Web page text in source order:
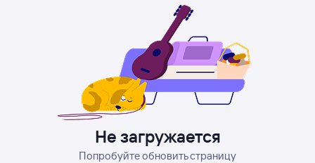
Не загружается
Попробуйте обновить страницу